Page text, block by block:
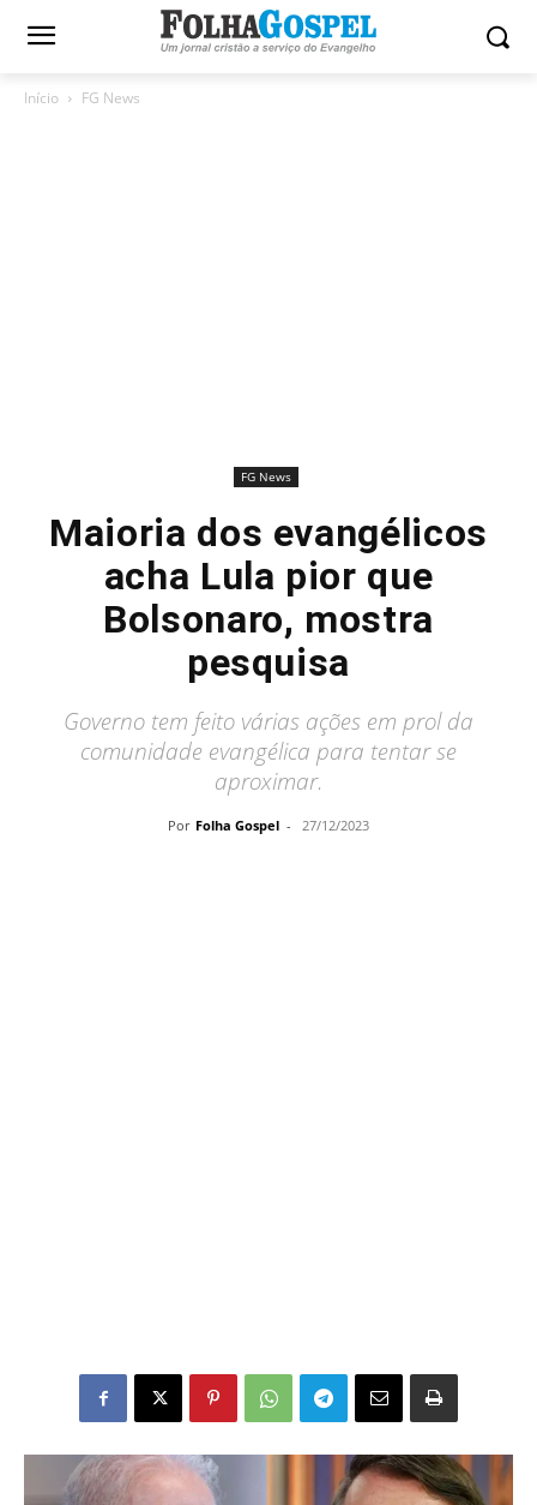
Início FG News
FG News
Maioria dos evangélicos
acha Lula pior que
Bolsonaro, mostra
pesquisa
Governo tem feito várias ações em prol da
comunidade evangélica para tentar se
aproximar.
Por Folha Gospel - 27/12/2023